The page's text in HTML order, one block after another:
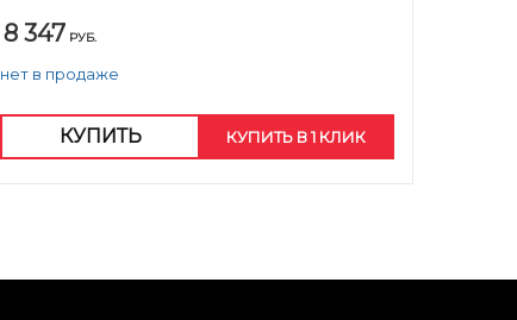
8 347 РУБ.
нет в продаже
КУПИТЬ КУПИТЬ В 1 КЛИК